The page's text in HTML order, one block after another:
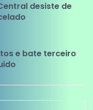
desiste de
e bate terceiro